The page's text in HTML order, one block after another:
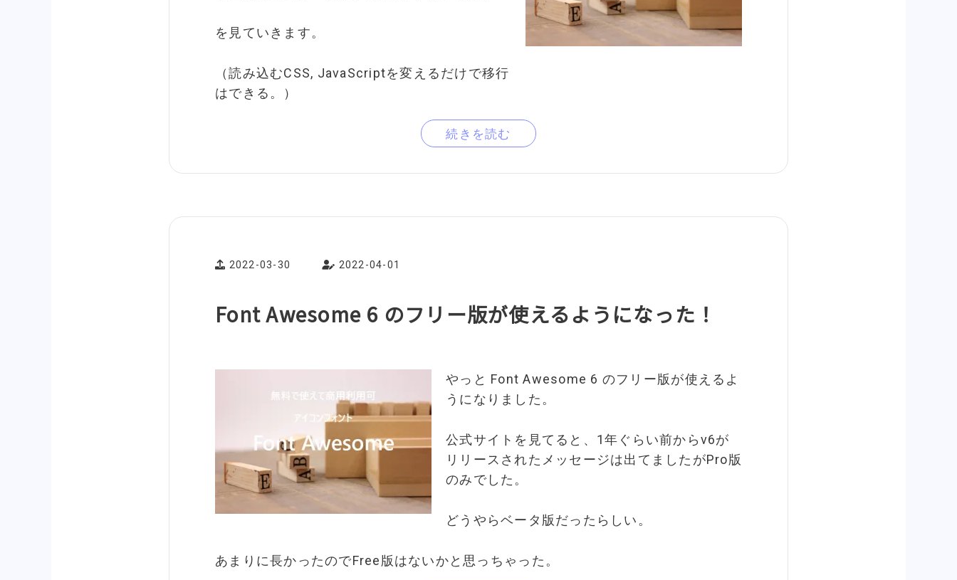
を見ていきます。
（読み込むCSS, JavaScriptを変えるだけで移行
はできる。）
続きを読む
2022-03-30 2022-04-01
Font Awesome 6 のフリー版が使えるようになった！
やっと Font Awesome 6 のフリー版が使えるよ
うになりました。
公式サイトを見てると、1年ぐらい前からv6が
リリースされたメッセージは出てましたがPro版
のみでした。
どうやらベータ版だったらしい。
あまりに長かったのでFree版はないかと思っちゃった。